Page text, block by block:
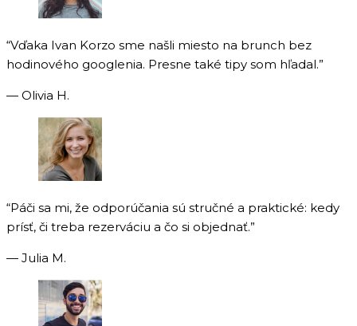
“Vďaka Ivan Korzo sme našli miesto na brunch bez
hodinového googlenia. Presne také tipy som hľadal.”
— Olivia H.
“Páči sa mi, že odporúčania sú stručné a praktické: kedy
prísť, či treba rezerváciu a čo si objednať.”
— Julia M.